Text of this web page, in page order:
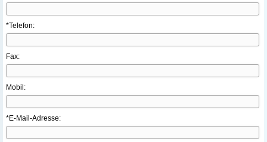
*Telefon:
Fax:
Mobil:
*E-Mail-Adresse: